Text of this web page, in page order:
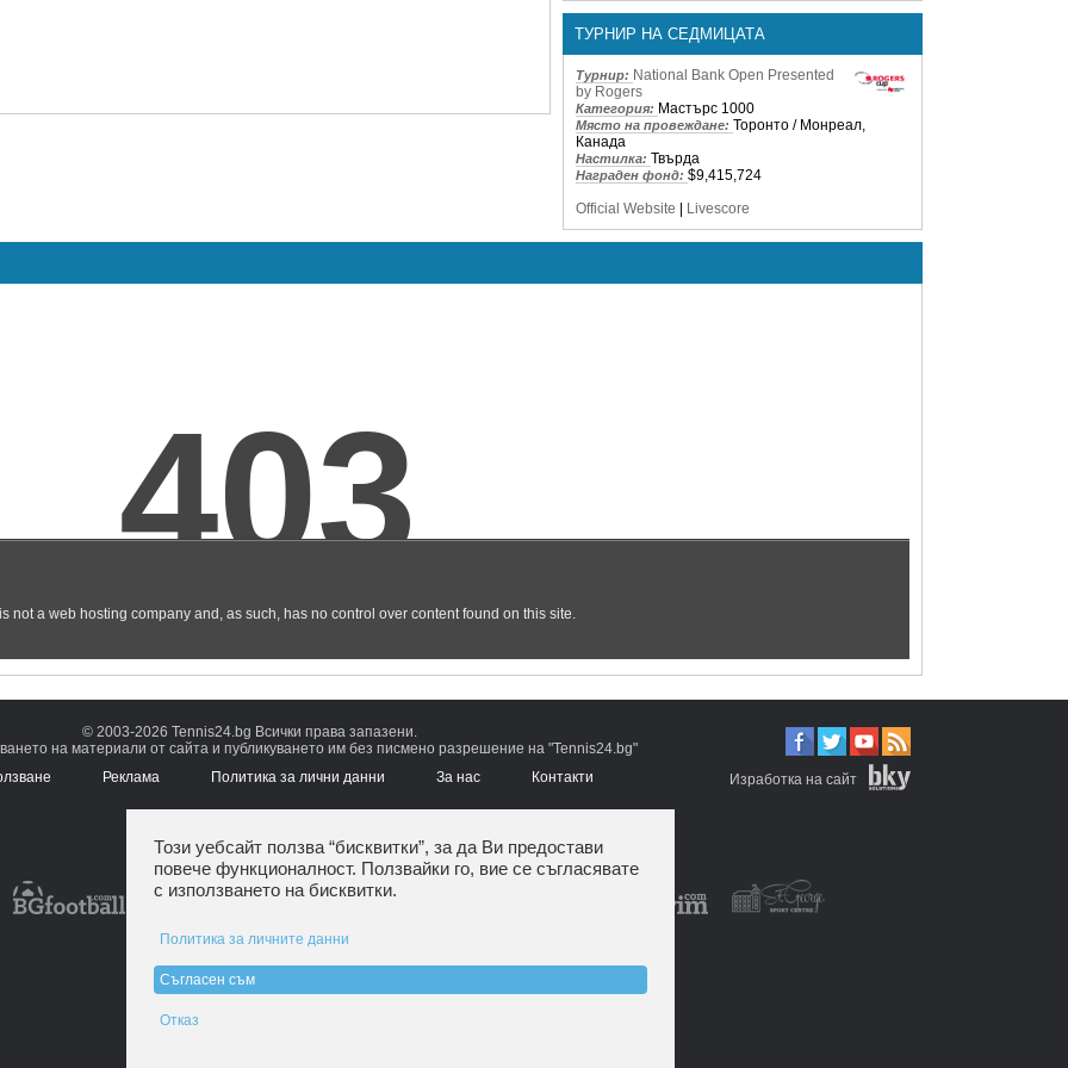
ТУРНИР НА СЕДМИЦАТА
Турнир: National Bank Open Presented
by Rogers
Категория: Мастърс 1000
Място на провеждане: Торонто / Монреал,
Канада
Настилка: Твърда
Награден фонд: $9,415,724
Official Website | Livescore
© 2003-2026 Tennis24.bg Всички права запазени.
на материали от сайта и публикуването им без писмено разрешение на "Tennis24.bg"
Реклама Политика за лични данни За нас Контакти Изработка на сайт
Този уебсайт ползва “бисквитки”, за да Ви предостави
повече функционалност. Ползвайки го, вие се съгласявате
с използването на бисквитки.
Политика за личните данни
Съгласен съм
Отказ